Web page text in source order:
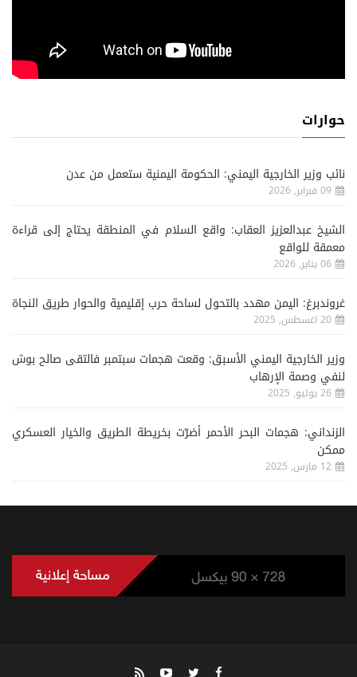
حوارات
نائب وزير الخارجية اليمني: الحكومة اليمنية ستعمل من عدن
09 فبراير, 2026
الشيخ عبدالعزيز العقاب: واقع السلام في المنطقة يحتاج إلى قراءة
معمقة للواقع
06 يناير, 2026
غروندبرغ: اليمن مهدد بالتحول لساحة حرب إقليمية والحوار طريق النجاة
20 اغسطس, 2025
وزير الخارجية اليمني الأسبق: وقعت هجمات سبتمبر فالتقى صالح بوش
لنفي وصمة الإرهاب
26 يوليو, 2025
الزنداني: هجمات البحر الأحمر أضرّت بخريطة الطريق والخيار العسكري
ممكن
12 مارس, 2025